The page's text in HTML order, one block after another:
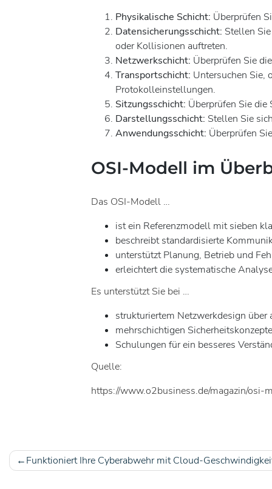
Physikalische Schicht: Überprüfen
Datensicherungsschicht: Stellen
oder Kollisionen auftreten.
Netzwerkschicht: Überprüfen Sie
Transportschicht: Untersuchen Sie,
Protokolleinstellungen.
Sitzungsschicht: Überprüfen Sie
Darstellungsschicht: Stellen Sie
Anwendungsschicht: Überprüfen
OSI-Modell im
Das OSI-Modell …
ist ein Referenzmodell mit sieben
beschreibt standardisierte
unterstützt Planung, Betrieb und
erleichtert die systematische
Es unterstützt Sie bei …
strukturiertem Netzwerkdesign über
mehrschichtigen
Schulungen für ein besseres
Quelle:
https://www.o2business.de/magazin/
Beitragsnavigation
Funktioniert Ihre Cyberabwehr mit Cloud-